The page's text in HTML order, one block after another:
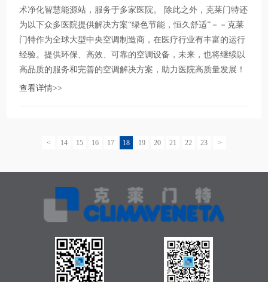
术净化智慧能源站，服务于多家医院。 除此之外，克莱门特还
为以下众多医院提供解决方案“绿色节能，恒久舒适”－－克莱
门特作为全球大型中央空调制造商，在医疗行业有丰富的运行
经验。提供环保、高效、可靠的空调设备，未来，也将继续以
高品质的服务和完善的空调解决方案，助力医院高质量发展！
查看详情>>
< 14 15 16 17 18 19 20 21 22 23 >